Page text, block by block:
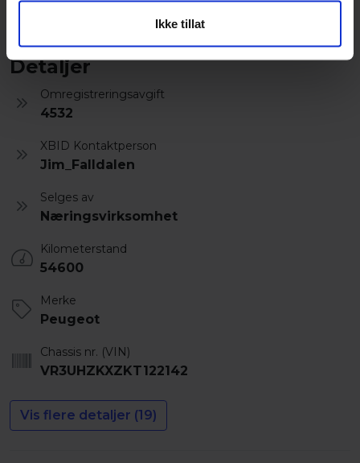
Ikke tillat
lånefinansieres.
Detaljer
Omregistreringsavgift
4532
XBID Kontaktperson
Jim_Falldalen
Selges av
Næringsvirksomhet
Kilometerstand
54600
Merke
Peugeot
Chassis nr. (VIN)
VR3UHZKXZKT122142
Vis flere detaljer (19)